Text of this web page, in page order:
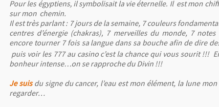
Pour les égyptiens, il symbolisait la vie éternelle. Il est mon
sur mon chemin.
Il est très parlant : 7 jours de la semaine, 7 couleurs
centres d’énergie (chakras), 7 merveilles du monde, 7
encore tourner 7 fois sa langue dans sa bouche afin de dire
puis voir les 777 au casino c’est la chance qui vous sourit !!!
bonheur intense…on se rapproche du Divin !!!
Je suisdu signe du cancer, l’eau est mon élément, la lune
regarder…